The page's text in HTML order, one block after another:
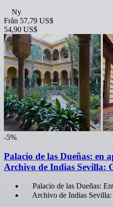
Ny
Från 57,79 US$
54,90 US$
-5%
Palacio de las Dueñas: en
Archivo de Indias Sevilla:
Palacio de las Dueñas:
Archivo de Indias